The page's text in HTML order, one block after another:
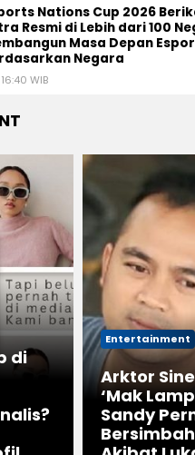
Nations Cup 2026
Resmi di Lebih dari 100
Masa Depan
Negara
WIB
di
Entertainment
Arktor
‘Mak
Sandy